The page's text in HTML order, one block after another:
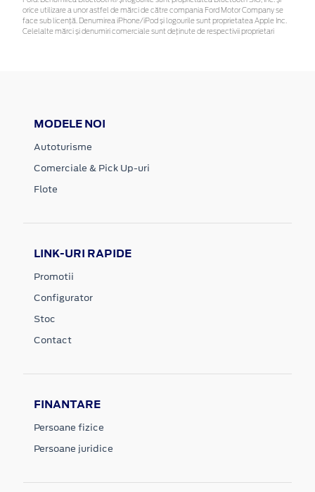
orice utilizare a unor astfel de mărci de către compania Ford Motor Company se
face sub licență. Denumirea iPhone/iPod și logourile sunt proprietatea Apple Inc.
Celelalte mărci și denumiri comerciale sunt deținute de respectivii proprietari
MODELE NOI
Autoturisme
Comerciale & Pick Up-uri
Flote
LINK-URI RAPIDE
Promotii
Configurator
Stoc
Contact
FINANTARE
Persoane fizice
Persoane juridice